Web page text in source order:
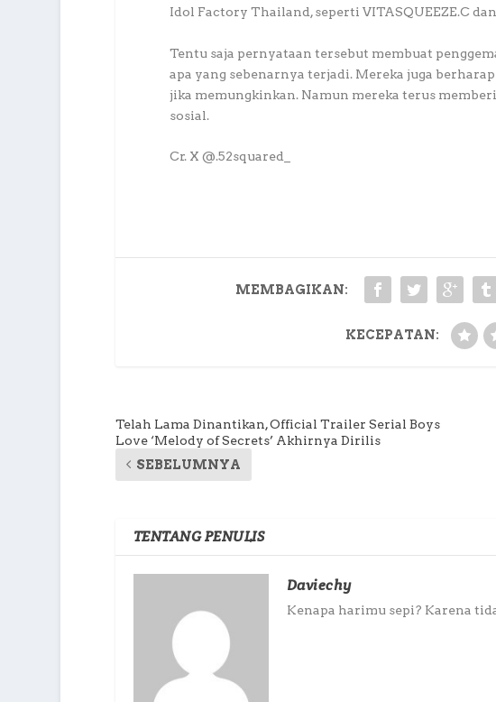
Idol Factory Thailand, seperti VITASQUEEZE.C
Tentu saja pernyataan tersebut membuat
apa yang sebenarnya terjadi. Mereka juga
jika memungkinkan. Namun mereka terus
sosial.
Cr. X @.52squared_
MEMBAGIKAN:
KECEPATAN:
Telah Lama Dinantikan, Official Trailer Serial Boys
Love ‘Melody of Secrets’ Akhirnya Dirilis
SEBELUMNYA
TENTANG PENULIS
Daviechy
Kenapa harimu sepi? Karena